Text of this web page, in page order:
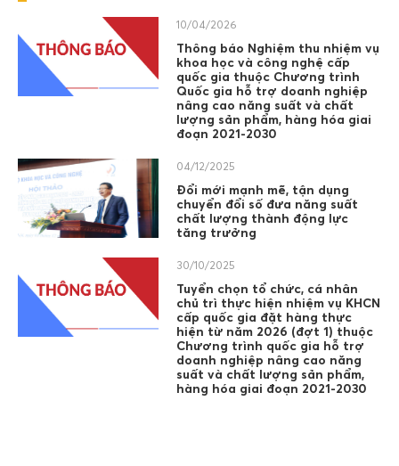
10/04/2026
Thông báo Nghiệm thu nhiệm vụ
khoa học và công nghệ cấp
quốc gia thuộc Chương trình
Quốc gia hỗ trợ doanh nghiệp
nâng cao năng suất và chất
lượng sản phẩm, hàng hóa giai
đoạn 2021-2030
04/12/2025
Đổi mới mạnh mẽ, tận dụng
chuyển đổi số đưa năng suất
chất lượng thành động lực
tăng trưởng
30/10/2025
Tuyển chọn tổ chức, cá nhân
chủ trì thực hiện nhiệm vụ KHCN
cấp quốc gia đặt hàng thực
hiện từ năm 2026 (đợt 1) thuộc
Chương trình quốc gia hỗ trợ
doanh nghiệp nâng cao năng
suất và chất lượng sản phẩm,
hàng hóa giai đoạn 2021-2030